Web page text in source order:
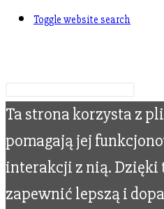
Toggle website search
Ta strona korzysta z
pomagają jej
interakcji z nią. Dzięki
zapewnić lepszą i